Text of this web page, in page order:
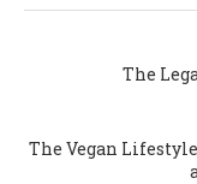
The
The Vegan